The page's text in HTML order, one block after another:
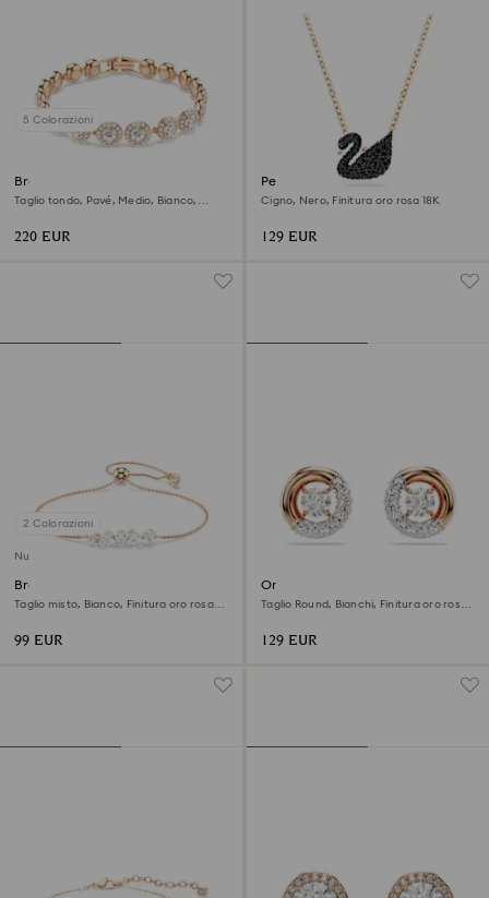
5 Colorazioni
Braccialetto Una Angelic
Taglio tondo, Pavé, Medio, Bianco,
220 EUR
Pendente Swan
Cigno, Nero, Finitura oro rosa 18K
129 EUR
2 Colorazioni
Nuovo
Braccialetto Mesmera
Taglio misto, Bianco, Finitura oro rosa
99 EUR
Orecchini a lobo Dextera
Taglio Round, Bianchi, Finitura oro rosa
129 EUR